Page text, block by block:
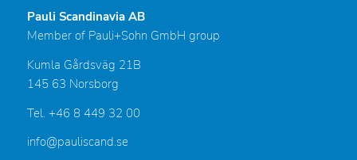
Pauli Scandinavia AB
Member of Pauli+Sohn GmbH group
Kumla Gårdsväg 21B
145 63 Norsborg
Tel. +46 8 449 32 00
info@pauliscand.se